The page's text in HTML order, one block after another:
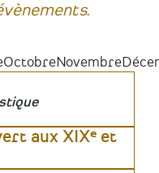
OctobreNovembre
aux XIXᵉ et